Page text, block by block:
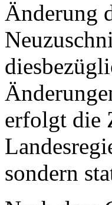
Änderung
erfolgt die
sondern